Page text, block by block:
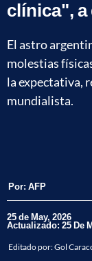
clínica", a
El astro
molestias
la expectativa,
mundialista.
Por: AFP
25 de May, 2026
Actualizado: 25 De
Editado por:Gol